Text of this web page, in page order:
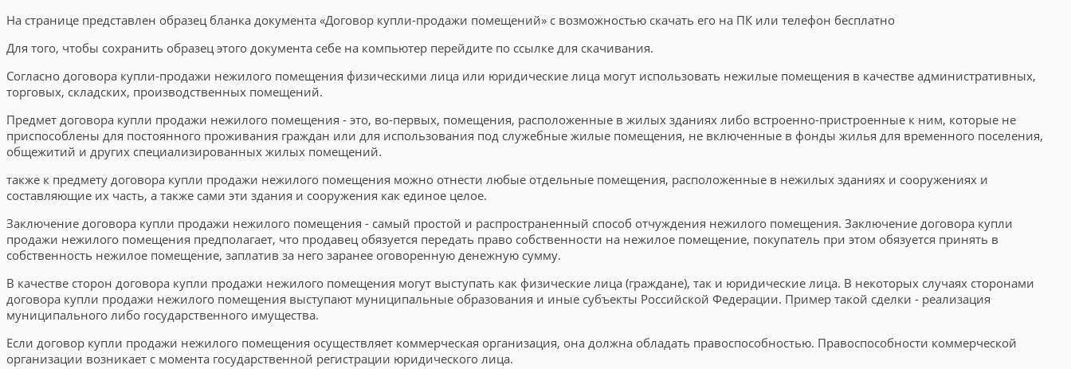
На странице представлен образец бланка документа «Договор купли-продажи помещений» с возможностью скачать его на ПК или телефон бесплатно
Для того, чтобы сохранить образец этого документа себе на компьютер перейдите по ссылке для скачивания.
Согласно договора купли-продажи нежилого помещения физическими лица или юридические лица могут использовать нежилые помещения в качестве административных,
торговых, складских, производственных помещений.
Предмет договора купли продажи нежилого помещения - это, во-первых, помещения, расположенные в жилых зданиях либо встроенно-пристроенные к ним, которые не
приспособлены для постоянного проживания граждан или для использования под служебные жилые помещения, не включенные в фонды жилья для временного поселения,
общежитий и других специализированных жилых помещений.
также к предмету договора купли продажи нежилого помещения можно отнести любые отдельные помещения, расположенные в нежилых зданиях и сооружениях и
составляющие их часть, а также сами эти здания и сооружения как единое целое.
Заключение договора купли продажи нежилого помещения - самый простой и распространенный способ отчуждения нежилого помещения. Заключение договора купли
продажи нежилого помещения предполагает, что продавец обязуется передать право собственности на нежилое помещение, покупатель при этом обязуется принять в
собственность нежилое помещение, заплатив за него заранее оговоренную денежную сумму.
В качестве сторон договора купли продажи нежилого помещения могут выступать как физические лица (граждане), так и юридические лица. В некоторых случаях сторонами
договора купли продажи нежилого помещения выступают муниципальные образования и иные субъекты Российской Федерации. Пример такой сделки - реализация
муниципального либо государственного имущества.
Если договор купли продажи нежилого помещения осуществляет коммерческая организация, она должна обладать правоспособностью. Правоспособности коммерческой
организации возникает с момента государственной регистрации юридического лица.